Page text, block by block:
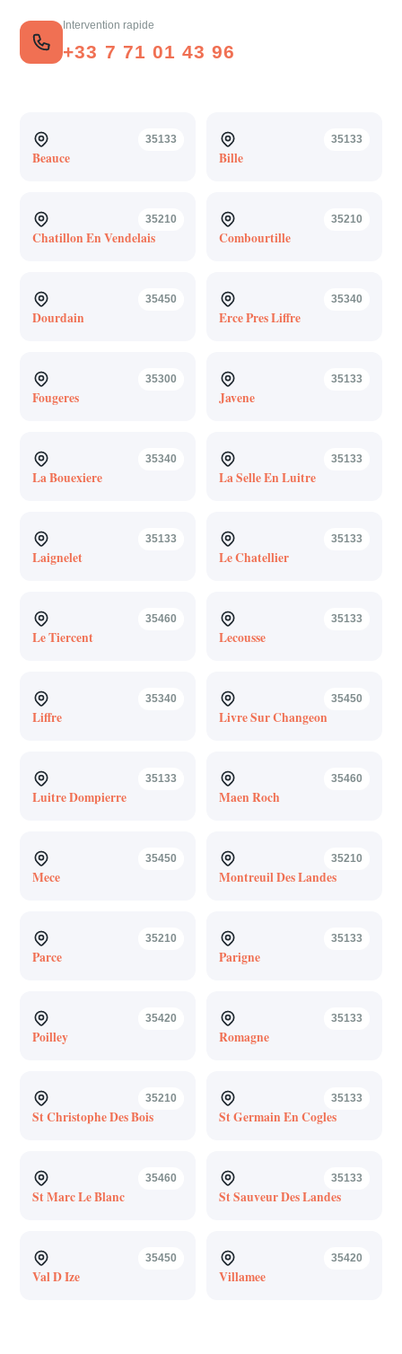
Intervention rapide
+33 7 71 01 43 96
35133
Beauce
35133
Bille
35210
Chatillon En Vendelais
35210
Combourtille
35450
Dourdain
35340
Erce Pres Liffre
35300
Fougeres
35133
Javene
35340
La Bouexiere
35133
La Selle En Luitre
35133
Laignelet
35133
Le Chatellier
35460
Le Tiercent
35133
Lecousse
35340
Liffre
35450
Livre Sur Changeon
35133
Luitre Dompierre
35460
Maen Roch
35450
Mece
35210
Montreuil Des Landes
35210
Parce
35133
Parigne
35420
Poilley
35133
Romagne
35210
St Christophe Des Bois
35133
St Germain En Cogles
35460
St Marc Le Blanc
35133
St Sauveur Des Landes
35450
Val D Ize
35420
Villamee